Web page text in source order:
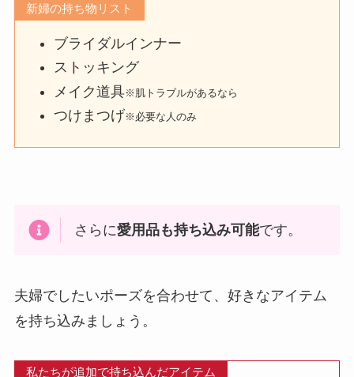
新婦の持ち物リスト
ブライダルインナー
ストッキング
メイク道具※肌トラブルがあるなら
つけまつげ※必要な人のみ
さらに愛用品も持ち込み可能です。
夫婦でしたいポーズを合わせて、好きなアイテム
を持ち込みましょう。
私たちが追加で持ち込んだアイテム